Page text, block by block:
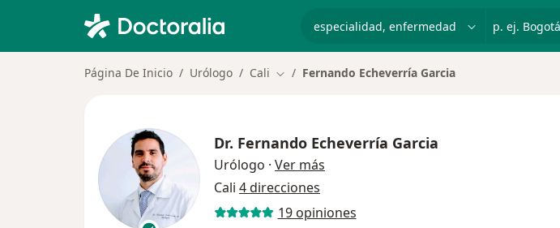
p. ej. Bogotá
Página De Inicio Urólogo Cali Cambiar de ciudad
Fernando Echeverría Garcia
Dr. Fernando Echeverría Garcia
Urólogo · Ver más
Cali 4 direcciones
19 opiniones